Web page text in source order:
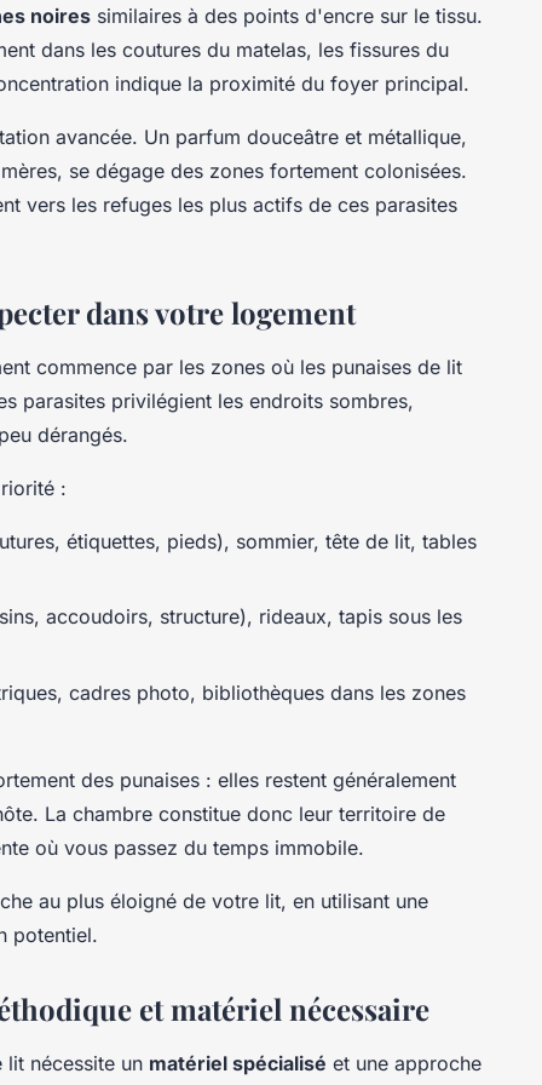
noires similaires à des points d'encre sur le tissu.
dans les coutures du matelas, les fissures du
indique la proximité du foyer principal.
avancée. Un parfum douceâtre et métallique,
se dégage des zones fortement colonisées.
vers les refuges les plus actifs de ces parasites
dans votre logement
commence par les zones où les punaises de lit
parasites privilégient les endroits sombres,
dérangés.
:
étiquettes, pieds), sommier, tête de lit, tables
accoudoirs, structure), rideaux, tapis sous les
cadres photo, bibliothèques dans les zones
des punaises : elles restent généralement
La chambre constitue donc leur territoire de
où vous passez du temps immobile.
au plus éloigné de votre lit, en utilisant une
potentiel.
et matériel nécessaire
lit nécessite un matériel spécialisé et une approche